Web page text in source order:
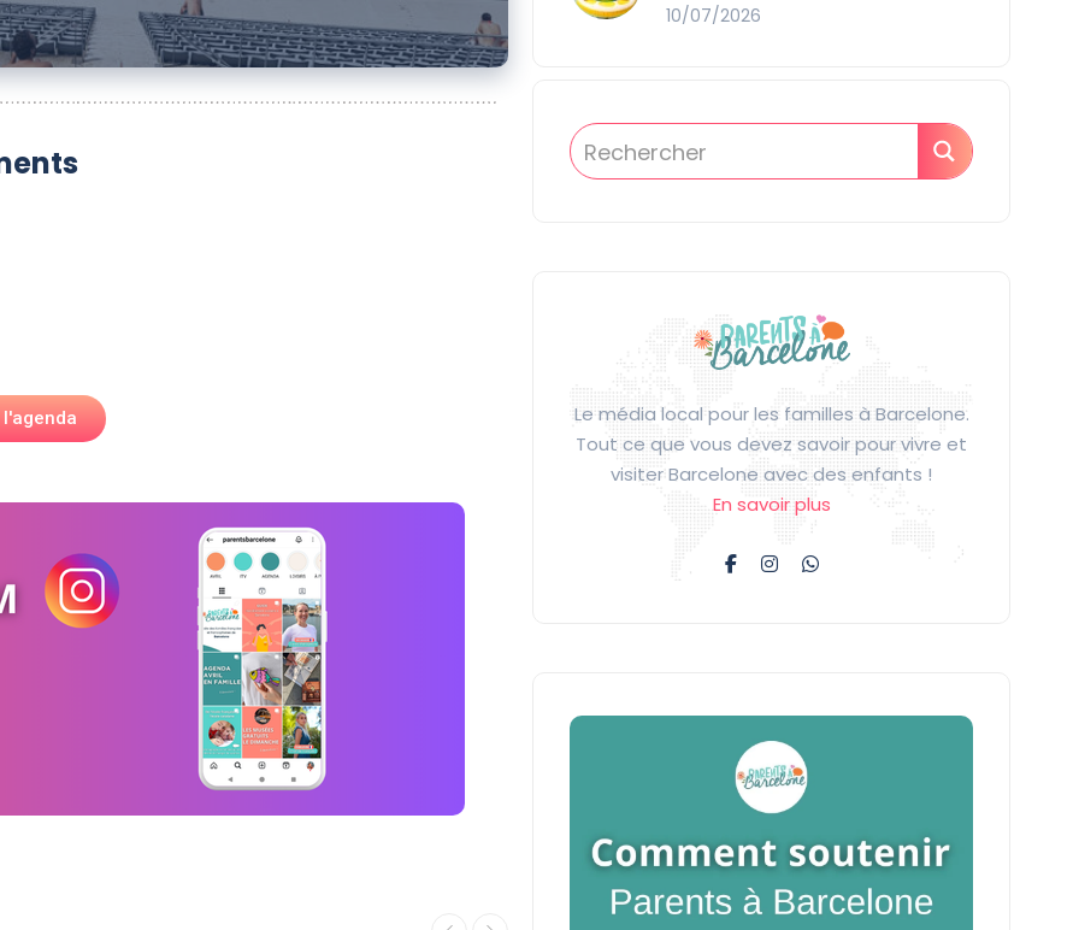
10/07/2026
l'agenda
Le média local pour les familles à Barcelone.
Tout ce que vous devez savoir pour vivre et
visiter Barcelone avec des enfants !
En savoir plus